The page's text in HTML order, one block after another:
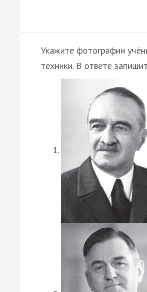
Укажите фотографии
техники. В ответе